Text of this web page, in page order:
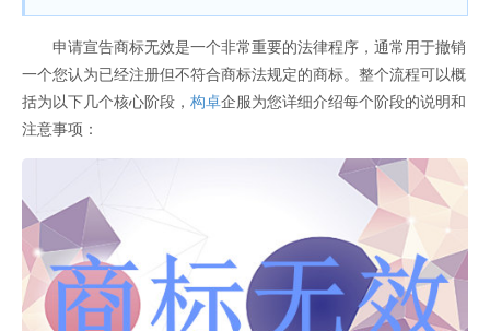
申请宣告商标无效是一个非常重要的法律程序，通常用于撤销
一个您认为已经注册但不符合商标法规定的商标。整个流程可以概
括为以下几个核心阶段， 构卓企服为您详细介绍每个阶段的说明和
注意事项：